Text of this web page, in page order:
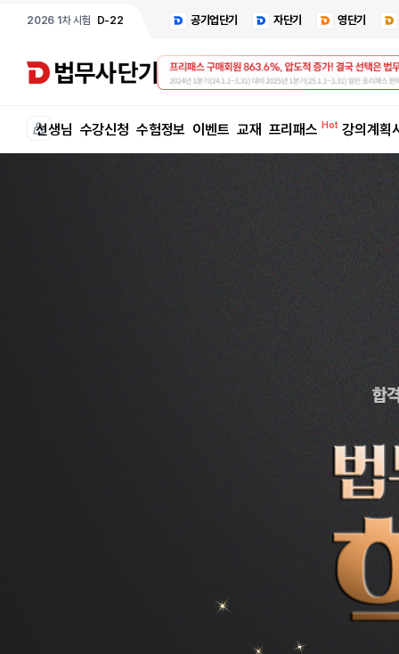
2026 1차 시험 D-22 공기업단기 자단기 영단기
선생님 수강신청 수험정보 이벤트 교재 프리패스 강의계획